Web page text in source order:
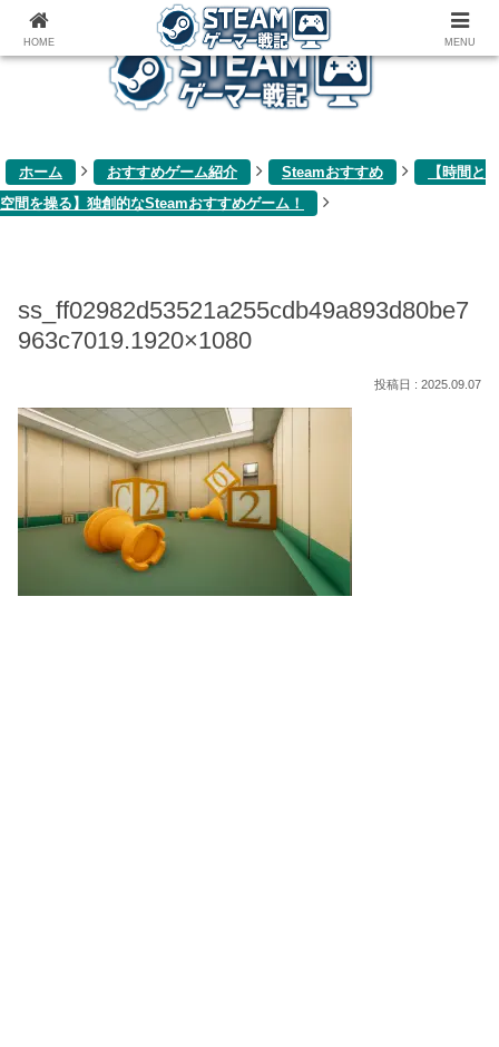
ゲーム関連雑記ブログ
ホーム おすすめゲーム紹介 Steamおすすめ
【時間と
空間を操る】独創的なSteamおすすめゲーム！
ss_ff02982d53521a255cdb49a893d80be7
963c7019.1920×1080
2025.09.07
HOME MENU